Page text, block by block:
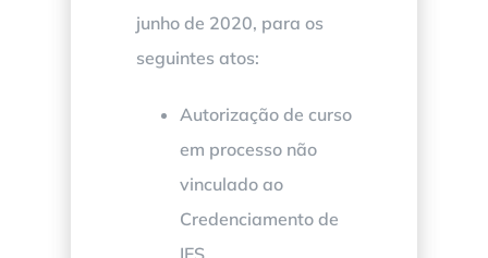
junho de 2020, para os
seguintes atos:
Autorização de curso
em processo não
vinculado ao
Credenciamento de
IES